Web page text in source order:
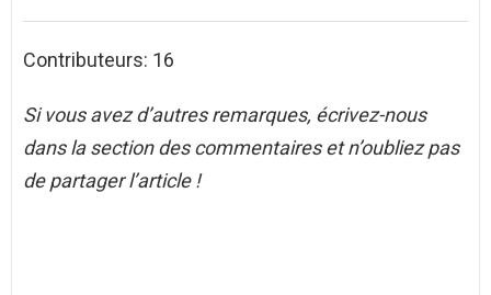
Contributeurs: 16
Si vous avez d’autres remarques, écrivez-nous
dans la section des commentaires et n’oubliez pas
de partager l’article !